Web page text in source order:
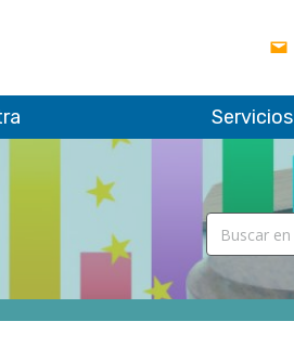
Servicios